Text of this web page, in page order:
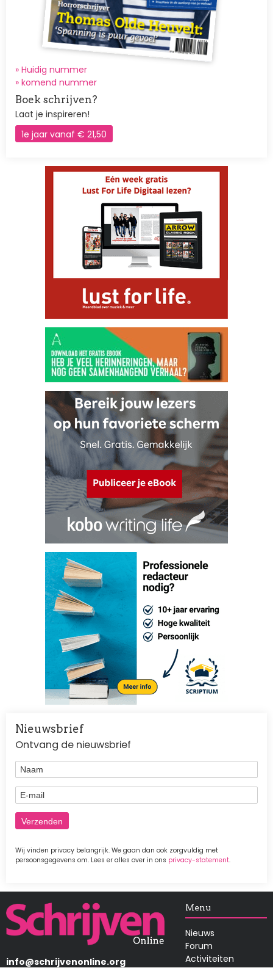
» Huidig nummer
» komend nummer
Boek schrijven?
Laat je inspireren!
1e jaar vanaf € 21,50
Nieuwsbrief
Ontvang de nieuwsbrief
Naam
E-mail
Wij vinden privacy belangrijk. We gaan dan ook zorgvuldig met
persoonsgegevens om. Lees er alles over in ons privacy-statement.
Afbeelding
info@schrijvenonline.org
Menu
Nieuws
Forum
Activiteiten